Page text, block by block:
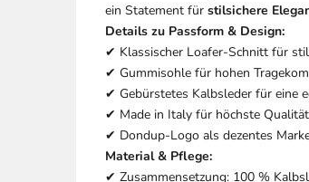
ein Statement fürstilsichere
Details zu Passform & Design:
✔ Klassischer Loafer-Schnitt für
✔ Gummisohle für hohen
✔ Gebürstetes Kalbsleder für eine
✔ Made in Italy für höchste Qualität
✔ Dondup-Logo als dezentes
Material & Pflege:
✔ Zusammensetzung: 100 %